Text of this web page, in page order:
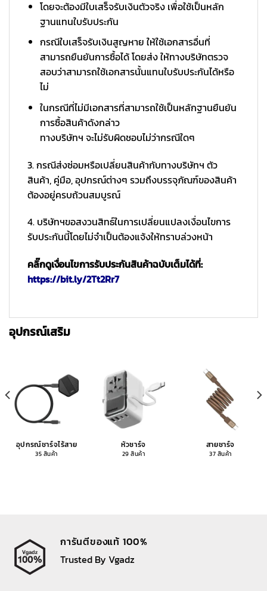
โดยจะต้องมีใบเสร็จรับเงินตัวจริง เพื่อใช้เป็นหลัก
ฐานแทนใบรับประกัน
กรณีใบเสร็จรับเงินสูญหาย ให้ใช้เอกสารอื่นที่
สามารถยืนยันการซื้อได้ โดยส่ง ให้ทางบริษัทตรวจ
สอบว่าสามารถใช้เอกสารนั้นแทนใบรับประกันได้หรือ
ไม่
ในกรณีที่ไม่มีเอกสารที่สามารถใช้เป็นหลักฐานยืนยัน
การซื้อสินค้าดังกล่าว
ทางบริษัทฯ จะไม่รับผิดชอบไม่ว่ากรณีใดๆ
3. กรณีส่งซ่อมหรือเปลี่ยนสินค้ากับทางบริษัทฯ ตัว
สินค้า, คู่มือ, อุปกรณ์ต่างๆ รวมถึงบรรจุภัณฑ์ของสินค้า
ต้องอยู่ครบถ้วนสมบูรณ์
4. บริษัทฯขอสงวนสิทธ์ในการเปลี่ยนแปลงเงื่อนไขการ
รับประกันนี้โดยไม่จำเป็นต้องแจ้งให้ทราบล่วงหน้า
คลิ๊กดูเงื่อนไขการรับประกันสินค้าฉบับเต็มได้ที่:
https://bit.ly/2Tt2Rr7
อุปกรณ์เสริม
อุปกรณ์ชาร์จไร้สาย
35 สินค้า
หัวชาร์จ
29 สินค้า
สายชาร์จ
37 สินค้า
การันตีของแท้ 100%
Trusted By Vgadz